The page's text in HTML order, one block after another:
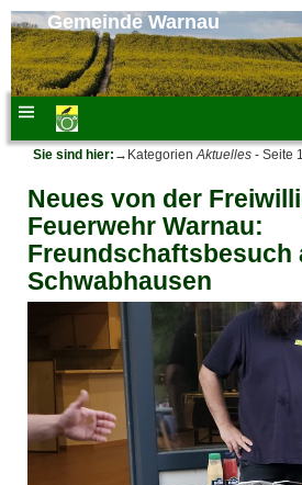
Gemeinde Warnau
Sie sind hier: →Kategorien Aktuelles - Seite 1
Neues von der
Feuerwehr Warnau:
Freundschaftsbesuch
Schwabhausen